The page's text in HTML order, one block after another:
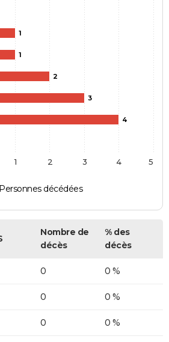
1
1
2
3
4
Personnes décédées
1 2 3 4 5
Nombre de
décès
% des
décès
0 0 %
0 0 %
0 0 %